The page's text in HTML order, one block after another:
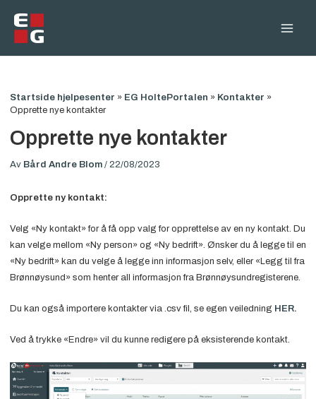
rett
innholdet
Startside hjelpesenter » EG HoltePortalen » Kontakter »
Opprette nye kontakter
Opprette nye kontakter
Av Bård Andre Blom / 22/08/2023
Opprette ny kontakt:
Velg «Ny kontakt» for å få opp valg for opprettelse av en ny kontakt. Du
kan velge mellom «Ny person» og «Ny bedrift». Ønsker du å legge til en
«Ny bedrift» kan du velge å legge inn informasjon selv, eller «Legg til fra
Brønnøysund» som henter all informasjon fra Brønnøysundregisterene.
Du kan også importere kontakter via .csv fil, se egen veiledning HER.
Ved å trykke «Endre» vil du kunne redigere på eksisterende kontakt.